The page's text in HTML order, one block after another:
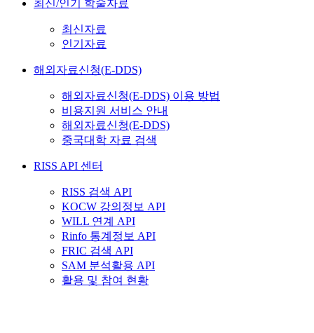
최신/인기 학술자료
최신자료
인기자료
해외자료신청(E-DDS)
해외자료신청(E-DDS) 이용 방법
비용지원 서비스 안내
해외자료신청(E-DDS)
중국대학 자료 검색
RISS API 센터
RISS 검색 API
KOCW 강의정보 API
WILL 연계 API
Rinfo 통계정보 API
FRIC 검색 API
SAM 분석활용 API
활용 및 참여 현황